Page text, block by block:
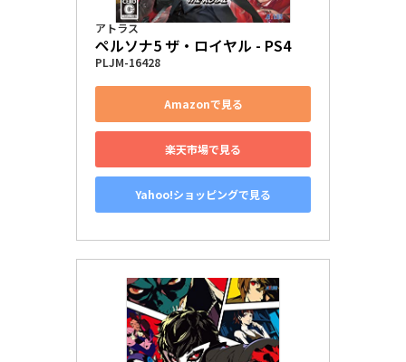
アトラス
ペルソナ5 ザ・ロイヤル - PS4
PLJM-16428
Amazonで見る
楽天市場で見る
Yahoo!ショッピングで見る